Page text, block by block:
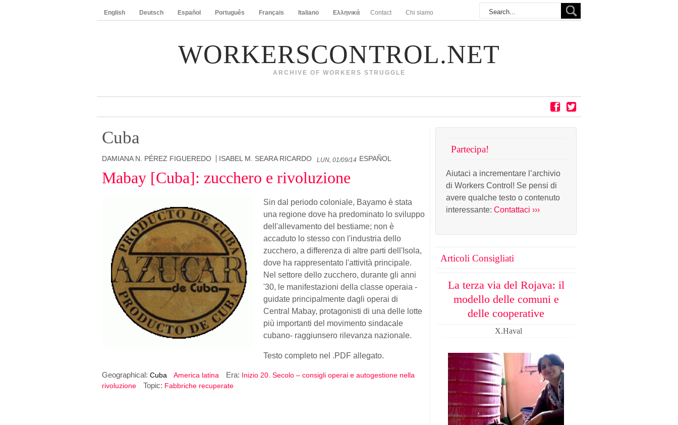
English Deutsch Español Português Français Italiano Ελληνικά Contact Chi siamo
WORKERSCONTROL.NET
ARCHIVE OF WORKERS STRUGGLE
Cuba
DAMIANA N. PÉREZ FIGUEREDO ISABEL M. SEARA RICARDO LUN, 01/09/14 ESPAÑOL
Mabay [Cuba]: zucchero e rivoluzione
Sin dal periodo coloniale, Bayamo è stata
una regione dove ha predominato lo sviluppo
dell'allevamento del bestiame; non è
accaduto lo stesso con l'industria dello
zucchero, a differenza di altre parti dell'Isola,
dove ha rappresentato l'attività principale.
Nel settore dello zucchero, durante gli anni
'30, le manifestazioni della classe operaia -
guidate principalmente dagli operai di
Central Mabay, protagonisti di una delle lotte
più importanti del movimento sindacale
cubano- raggiunsero rilevanza nazionale.
Testo completo nel .PDF allegato.
Geographical: Cuba America latina Era: Inizio 20. Secolo – consigli operai e autogestione nella
rivoluzione
Topic: Fabbriche recuperate
Partecipa!
Aiutaci a incrementare l’archivio
di Workers Control! Se pensi di
avere qualche testo o contenuto
interessante: Contattaci ›››
Articoli Consigliati
La terza via del Rojava: il
modello delle comuni e
delle cooperative
X.Haval